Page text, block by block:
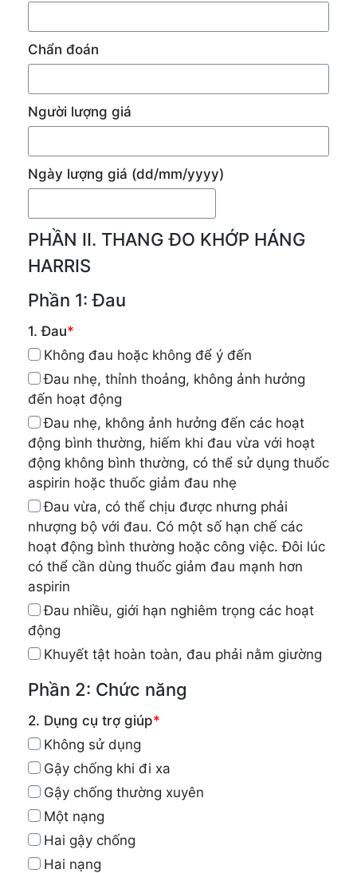
Chẩn đoán
Người lượng giá
Ngày lượng giá (dd/mm/yyyy)
PHẦN II. THANG ĐO KHỚP HÁNG
HARRIS
Phần 1: Đau
1. Đau*
Không đau hoặc không để ý đến
Đau nhẹ, thỉnh thoảng, không ảnh hưởng
đến hoạt động
Đau nhẹ, không ảnh hưởng đến các hoạt
động bình thường, hiếm khi đau vừa với hoạt
động không bình thường, có thể sử dụng thuốc
aspirin hoặc thuốc giảm đau nhẹ
Đau vừa, có thể chịu được nhưng phải
nhượng bộ với đau. Có một số hạn chế các
hoạt động bình thường hoặc công việc. Đôi lúc
có thể cần dùng thuốc giảm đau mạnh hơn
aspirin
Đau nhiều, giới hạn nghiêm trọng các hoạt
động
Khuyết tật hoàn toàn, đau phải nằm giường
Phần 2: Chức năng
2. Dụng cụ trợ giúp*
Không sử dụng
Gậy chống khi đi xa
Gậy chống thường xuyên
Một nạng
Hai gậy chống
Hai nạng